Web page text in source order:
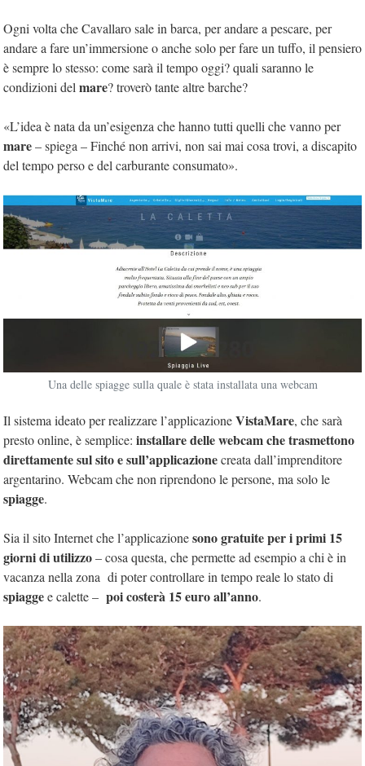
Ogni volta che Cavallaro sale in barca, per andare a pescare, per
andare a fare un’immersione o anche solo per fare un tuffo, il pensiero
è sempre lo stesso: come sarà il tempo oggi? quali saranno le
condizioni del mare? troverò tante altre barche?
«L’idea è nata da un’esigenza che hanno tutti quelli che vanno per
mare– spiega – Finché non arrivi, non sai mai cosa trovi, a discapito
del tempo perso e del carburante consumato».
Una delle spiagge sulla quale è stata installata una webcam
Il sistema ideato per realizzare l’applicazioneVistaMare, che sarà
presto online, è semplice: installare delle webcam che trasmettono
direttamente sul sito e sull’applicazionecreata dall’imprenditore
argentarino. Webcam che non riprendono le persone, ma solo le
spiagge.
Sia il sito Internet che l’applicazionesono gratuite per i primi 15
giorni di utilizzo– cosa questa, che permette ad esempio a chi è in
vacanza nella zona di poter controllare in tempo reale lo stato di
spiaggee calette – poi costerà 15 euro all’anno.